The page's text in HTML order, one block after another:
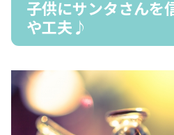
子供にサンタさんを
や工夫♪